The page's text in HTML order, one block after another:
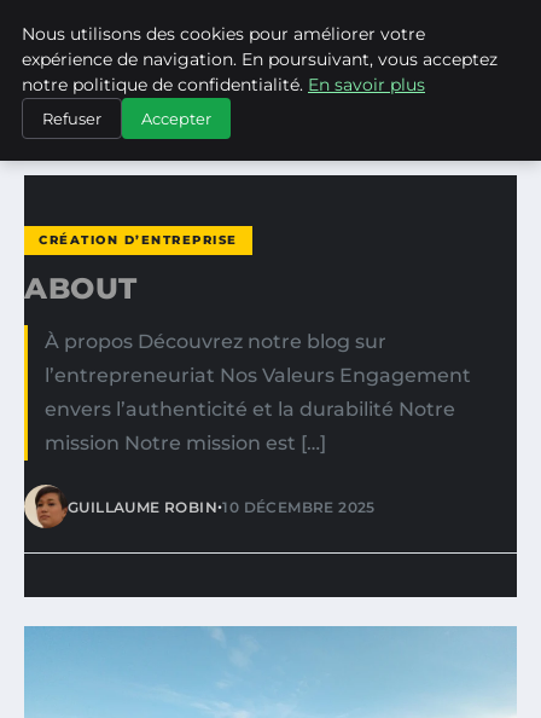
ASVPP
ACCUEIL CRÉATION D’ENTREPRISE
CRÉATION D’ENTREPRISE
ABOUT
À propos Découvrez notre blog sur
l’entrepreneuriat Nos Valeurs Engagement
envers l’authenticité et la durabilité Notre
mission Notre mission est […]
GUILLAUME ROBIN•10 DÉCEMBRE 2025
Nous utilisons des cookies pour améliorer votre
expérience de navigation. En poursuivant, vous acceptez
notre politique de confidentialité. En savoir plus
Refuser Accepter